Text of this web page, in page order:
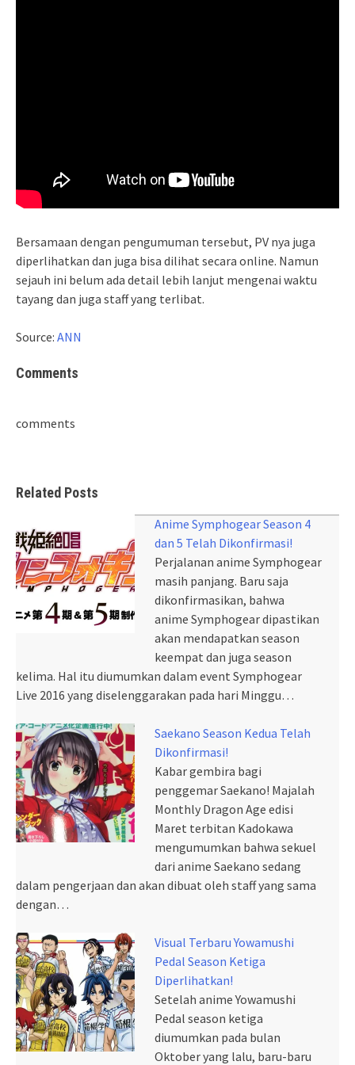
Bersamaan dengan pengumuman tersebut, PV nya juga
diperlihatkan dan juga bisa dilihat secara online. Namun
sejauh ini belum ada detail lebih lanjut mengenai waktu
tayang dan juga staff yang terlibat.
Source: ANN
Comments
comments
Related Posts
Anime Symphogear Season 4
dan 5 Telah Dikonfirmasi!
Perjalanan anime Symphogear
masih panjang. Baru saja
dikonfirmasikan, bahwa
anime Symphogear dipastikan
akan mendapatkan season
keempat dan juga season
kelima. Hal itu diumumkan dalam event Symphogear
Live 2016 yang diselenggarakan pada hari Minggu…
Saekano Season Kedua Telah
Dikonfirmasi!
Kabar gembira bagi
penggemar Saekano! Majalah
Monthly Dragon Age edisi
Maret terbitan Kadokawa
mengumumkan bahwa sekuel
dari anime Saekano sedang
dalam pengerjaan dan akan dibuat oleh staff yang sama
dengan…
Visual Terbaru Yowamushi
Pedal Season Ketiga
Diperlihatkan!
Setelah anime Yowamushi
Pedal season ketiga
diumumkan pada bulan
Oktober yang lalu, baru-baru